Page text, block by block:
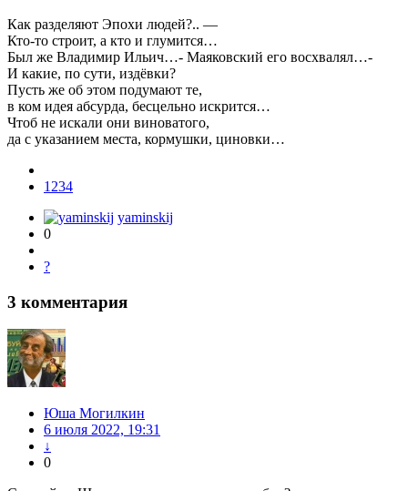
Как разделяют Эпохи людей?.. —
Кто-то строит, а кто и глумится…
Был же Владимир Ильич…- Маяковский его восхвалял…-
И какие, по сути, издёвки?
Пусть же об этом подумают те,
в ком идея абсурда, бесцельно искрится…
Чтоб не искали они виноватого,
да с указанием места, кормушки, циновки…
1234
yaminskij
0
?
3 комментария
Юша Могилкин
6 июля 2022, 19:31
↓
0